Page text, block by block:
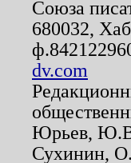
Союза
680032,
dv.com
Юрьев,
Сухинин,